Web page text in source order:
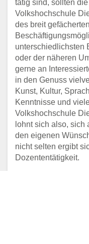
Adresse:
Adresse:
Adresse:
tätig sind, sollten
Volkshochschule
des breit
unterschiedlichsten
oder der näheren
gerne an
in den Genuss
Kunst, Kultur,
Kenntnisse und
Volkshochschule
lohnt sich also,
den eigenen
nicht selten ergibt
Dozententätigkeit.